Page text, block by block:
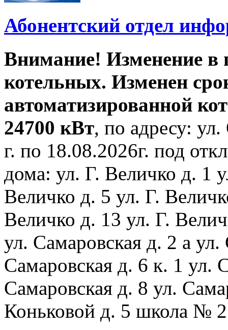
Абонентский отдел
Внимание! Изменение в
котельных. Изменен
автоматизированной
24700 кВт, по адресу:
г. по 18.08.2026г. под
дома: ул. Г. Величко д. 1
Величко д. 5 ул. Г.
Величко д. 13 ул. Г.
ул. Самаровская д. 2 а
Самаровская д. 6 к. 1 ул.
Самаровская д. 8 ул.
Коньковой д. 5 школа №